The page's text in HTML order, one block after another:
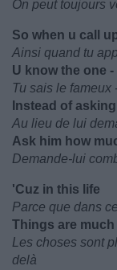
On peut toujours
So when u call
Ainsi quand tu
U know the one
Tu sais le fameux
Instead of
Au lieu de lui
Ask him how
Demande-lui
'Cuz in this life
Parce que dans
Things are
Les choses sont
delà